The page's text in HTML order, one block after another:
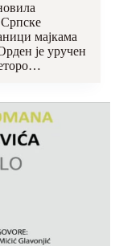
мајкама
је уручен